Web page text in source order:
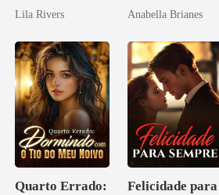
Lila Rivers
irmão
Anabella Brianes
Quarto Errado:
Felicidade para